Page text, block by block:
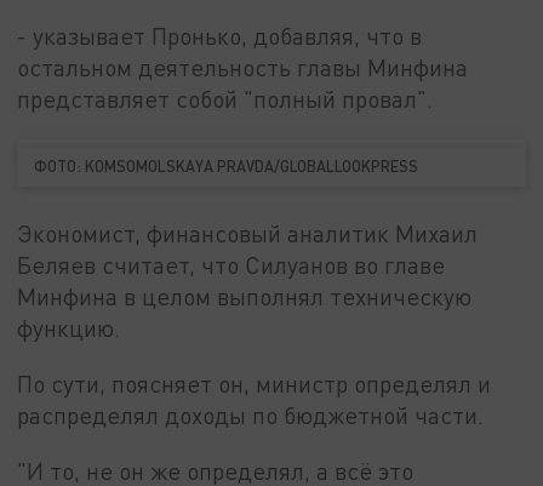
- указывает Пронько, добавляя, что в
остальном деятельность главы Минфина
представляет собой "полный провал".
ФОТО: KOMSOMOLSKAYA PRAVDA/GLOBALLOOKPRESS
Экономист, финансовый аналитик Михаил
Беляев считает, что Силуанов во главе
Минфина в целом выполнял техническую
функцию.
По сути, поясняет он, министр определял и
распределял доходы по бюджетной части.
"И то, не он же определял, а всё это